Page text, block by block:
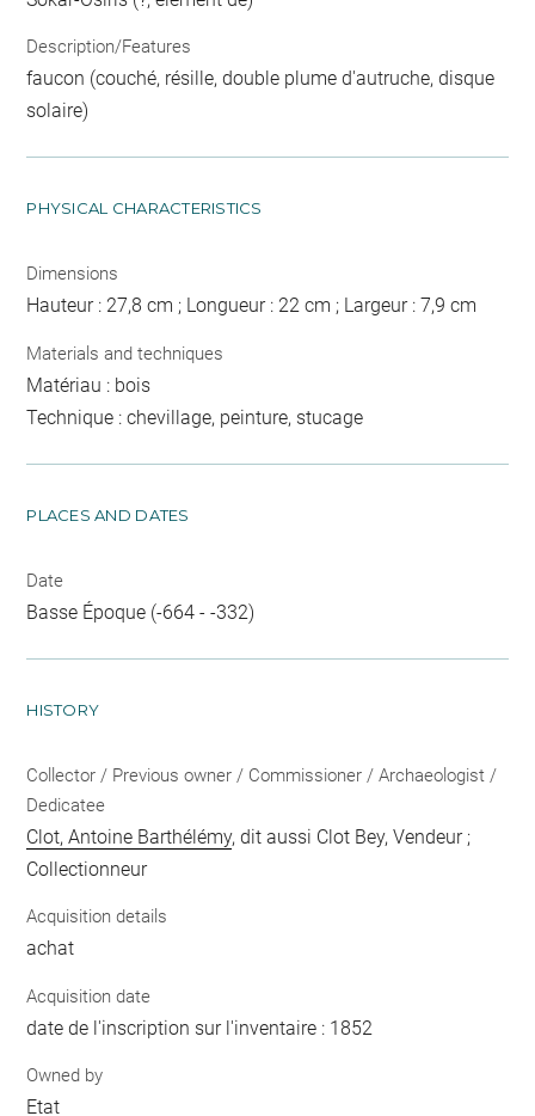
Description/Features
faucon (couché, résille, double plume d'autruche, disque
solaire)
PHYSICAL CHARACTERISTICS
Dimensions
Hauteur : 27,8 cm ; Longueur : 22 cm ; Largeur : 7,9 cm
Materials and techniques
Matériau : bois
Technique : chevillage, peinture, stucage
PLACES AND DATES
Date
Basse Époque (-664 - -332)
HISTORY
Collector / Previous owner / Commissioner / Archaeologist /
Dedicatee
Clot, Antoine Barthélémy, dit aussi Clot Bey, Vendeur ;
Collectionneur
Acquisition details
achat
Acquisition date
date de l'inscription sur l'inventaire : 1852
Owned by
Etat